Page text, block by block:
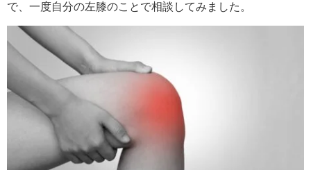
で、一度自分の左膝のことで相談してみました。